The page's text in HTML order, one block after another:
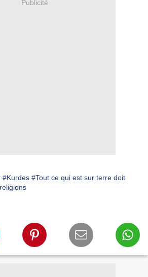
Publicité
#Kurdes #Tout ce qui est sur terre doit